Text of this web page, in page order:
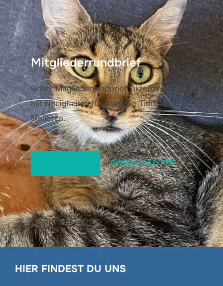
Mitgliederrundbrief
Unser Mitgliederrundbrief Oktober 2024
mit Neuigkeiten rund um die Tierhilfe
Mallorca.
DOWNLOAD PDF
HIER FINDEST DU UNS